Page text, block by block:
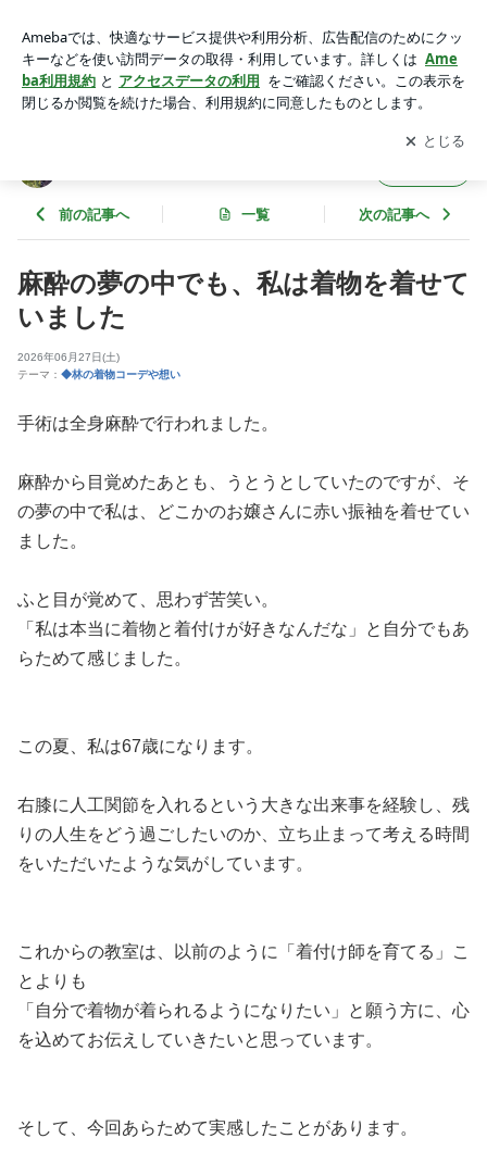
アプリをダウンロードして ブログの更新通知
を受け取りまし
ょう。
開く
前の記事へ 一覧 次の記事へ
麻酔の夢の中でも、私は着物を着せて
いました
2026年06月27日(土)
テーマ： ◆林の着物コーデや想い
手術は全身麻酔で行われました。
麻酔から目覚めたあとも、うとうとしていたのですが、そ
の夢の中で私は、どこかのお嬢さんに赤い振袖を着せてい
ました。
ふと目が覚めて、思わず苦笑い。
「私は本当に着物と着付けが好きなんだな」と自分でもあ
らためて感じました。
この夏、私は67歳になります。
右膝に人工関節を入れるという大きな出来事を経験し、残
りの人生をどう過ごしたいのか、立ち止まって考える時間
をいただいたような気がしています。
これからの教室は、以前のように「着付け師を育てる」こ
とよりも
「自分で着物が着られるようになりたい」と願う方に、心
を込めてお伝えしていきたいと思っています。
そして、今回あらためて実感したことがあります。